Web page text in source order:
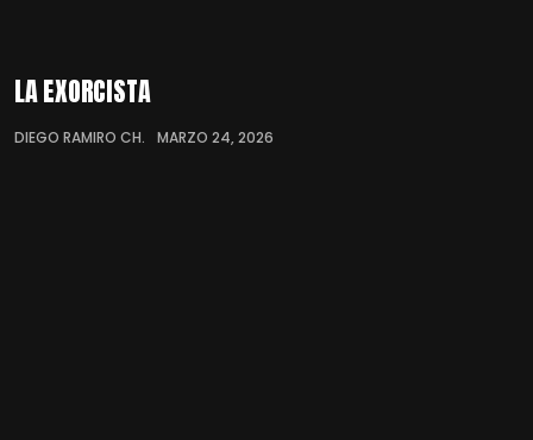
LA EXORCISTA
DIEGO RAMIRO CH. MARZO 24, 2026